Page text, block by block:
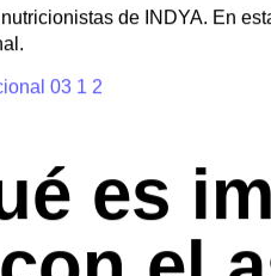
especializaciones
una vida como deportista, lo
negativa que
por lo que, desde
puede visualizar todo su
planes nutricionales